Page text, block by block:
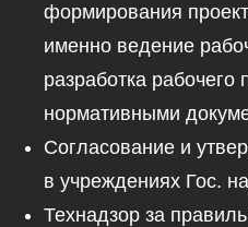
формирования
именно ведение
разработка рабочего
нормативными
Согласование и
в учреждениях Гос.
Технадзор за